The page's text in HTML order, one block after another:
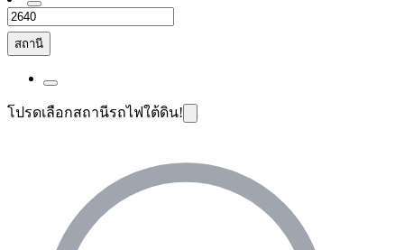
สถานี
โปรดเลือกสถานีรถไฟใต้ดิน!